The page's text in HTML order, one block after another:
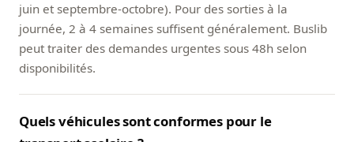
juin et septembre-octobre). Pour des sorties à la
journée, 2 à 4 semaines suffisent généralement. Buslib
peut traiter des demandes urgentes sous 48h selon
disponibilités.
Quels véhicules sont conformes pour le